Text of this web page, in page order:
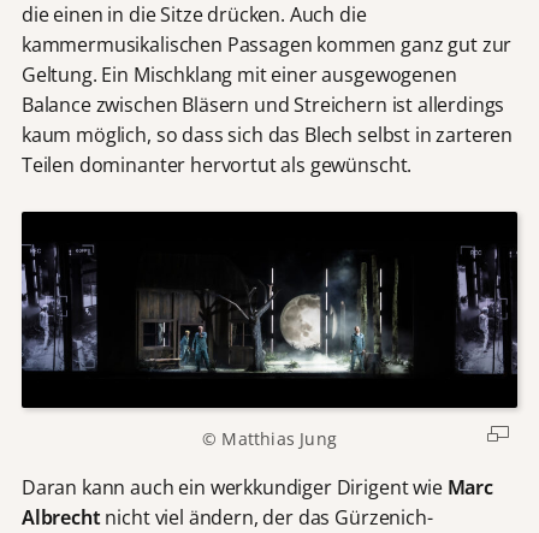
die einen in die Sitze drücken. Auch die
kammermusikalischen Passagen kommen ganz gut zur
Geltung. Ein Mischklang mit einer ausgewogenen
Balance zwischen Bläsern und Streichern ist allerdings
kaum möglich, so dass sich das Blech selbst in zarteren
Teilen dominanter hervortut als gewünscht.
© Matthias Jung
Daran kann auch ein werkkundiger Dirigent wie Marc
Albrechtnicht viel ändern, der das Gürzenich-